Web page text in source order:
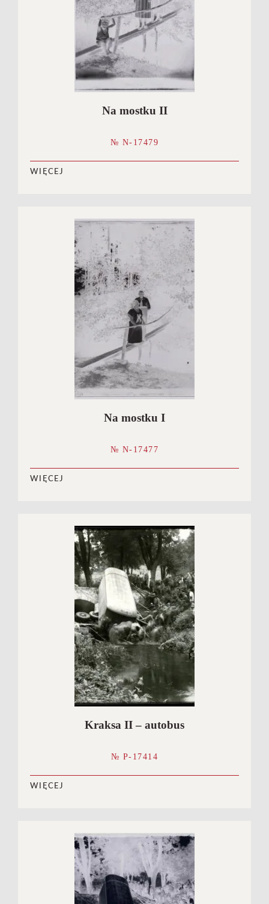
Na mostku II
№ N-17479
WIĘCEJ
Na mostku I
№ N-17477
WIĘCEJ
Kraksa II – autobus
№ P-17414
WIĘCEJ